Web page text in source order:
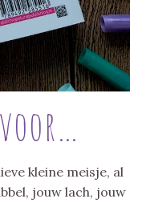
kleine meisje, al
jouw lach, jouw